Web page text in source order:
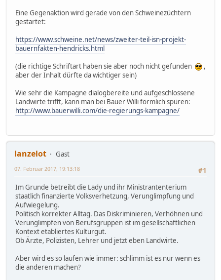
Eine Gegenaktion wird gerade von den Schweinezüchtern
gestartet:
https://www.schweine.net/news/zweiter-teil-isn-projekt-
bauernfakten-hendricks.html
(die richtige Schriftart haben sie aber noch nicht gefunden
,
aber der Inhalt dürfte da wichtiger sein)
Wie sehr die Kampagne dialogbereite und aufgeschlossene
Landwirte trifft, kann man bei Bauer Willi förmlich spüren:
http://www.bauerwilli.com/die-regierungs-kampagne/
lanzelot
Gast
#1
07. Februar 2017, 19:13:18
Im Grunde betreibt die Lady und ihr Ministrantenterium
staatlich finanzierte Volksverhetzung, Verunglimpfung und
Aufwiegelung.
Politisch korrekter Alltag. Das Diskriminieren, Verhöhnen und
Verunglimpfen von Berufsgruppen ist im gesellschaftlichen
Kontext etabliertes Kulturgut.
Ob Ärzte, Polizisten, Lehrer und jetzt eben Landwirte.
Aber wird es so laufen wie immer: schlimm ist es nur wenn es
die anderen machen?